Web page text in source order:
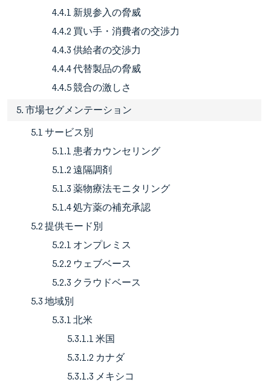
4.4.1 新規参入の脅威
4.4.2 買い手・消費者の交渉力
4.4.3 供給者の交渉力
4.4.4 代替製品の脅威
4.4.5 競合の激しさ
5. 市場セグメンテーション
5.1 サービス別
5.1.1 患者カウンセリング
5.1.2 遠隔調剤
5.1.3 薬物療法モニタリング
5.1.4 処方薬の補充承認
5.2 提供モード別
5.2.1 オンプレミス
5.2.2 ウェブベース
5.2.3 クラウドベース
5.3 地域別
5.3.1 北米
5.3.1.1 米国
5.3.1.2 カナダ
5.3.1.3 メキシコ